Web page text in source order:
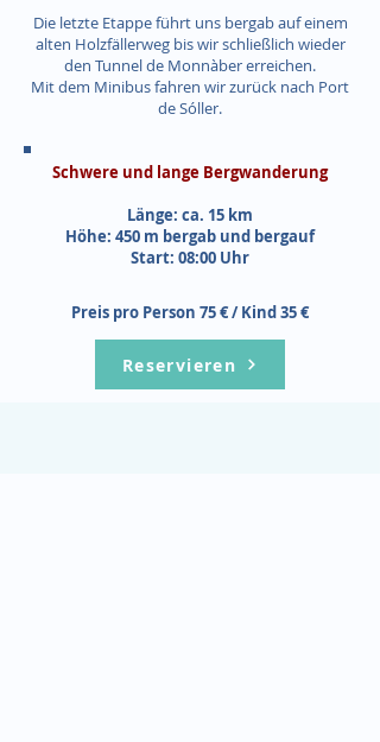
Die letzte Etappe führt uns bergab auf einem
alten Holzfällerweg bis wir schließlich wieder
den Tunnel de Monnàber erreichen.
Mit dem Minibus fahren wir zurück nach Port
de Sóller.
Schwere und lange Bergwanderung
Länge: ca. 15 km
Höhe: 450 m bergab und bergauf
Start: 08:00 Uhr
Preis pro Person 75 € / Kind 35 €
Reservieren